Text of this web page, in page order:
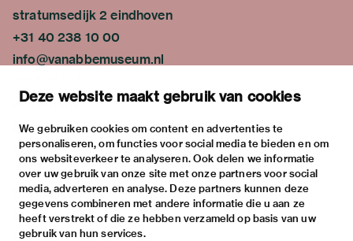
Deze website maakt gebruik van cookies
We gebruiken cookies om content en advertenties te
personaliseren, om functies voor social media te bieden en om
ons websiteverkeer te analyseren. Ook delen we informatie
over uw gebruik van onze site met onze partners voor social
media, adverteren en analyse. Deze partners kunnen deze
gegevens combineren met andere informatie die u aan ze
heeft verstrekt of die ze hebben verzameld op basis van uw
gebruik van hun services.
stratumsedijk 2 eindhoven
+31 40 238 10 00
info@vanabbemuseum.nl
exhibitions
activities
practical information
about
the museum
the collection